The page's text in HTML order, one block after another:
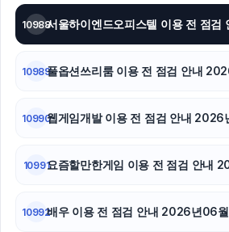
10988
10989풀옵션쓰리룸 이용 전 점검 안내
10990웹게임개발 이용 전 점검 안내
10991요즘할만한게임 이용 전 점검 안내
10992배우 이용 전 점검 안내 2026년06